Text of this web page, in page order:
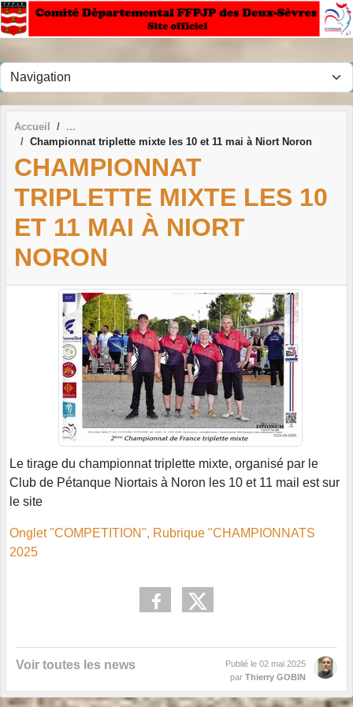
Accueil
Championnat triplette mixte les 10 et 11 mai à Niort Noron
CHAMPIONNAT
TRIPLETTE MIXTE LES 10
ET 11 MAI À NIORT
NORON
Le tirage du championnat triplette mixte, organisé par le
Club de Pétanque Niortais à Noron les 10 et 11 mail est sur
le site
Onglet "COMPETITION", Rubrique "CHAMPIONNATS
2025
Voir toutes les news Publié le 02 mai 2025
par Thierry GOBIN
Panneau de gestion des cookies